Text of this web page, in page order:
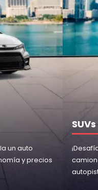
un auto
y precios
SUVs